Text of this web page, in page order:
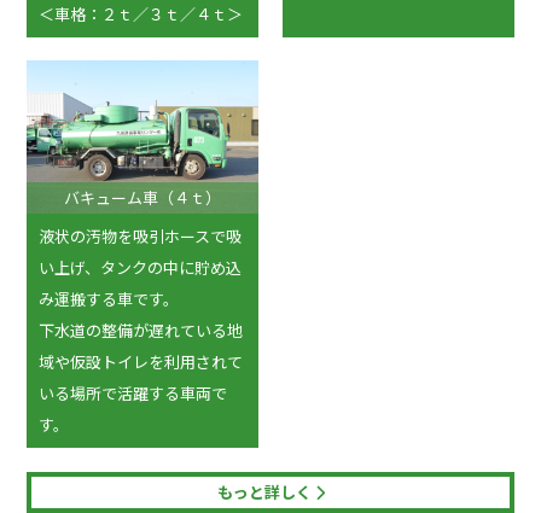
＜車格：２ｔ／３ｔ／４ｔ＞
バキューム車（４ｔ）
液状の汚物を吸引ホースで吸
い上げ、タンクの中に貯め込
み運搬する車です。
下水道の整備が遅れている地
域や仮設トイレを利用されて
いる場所で活躍する車両で
す。
もっと詳しく